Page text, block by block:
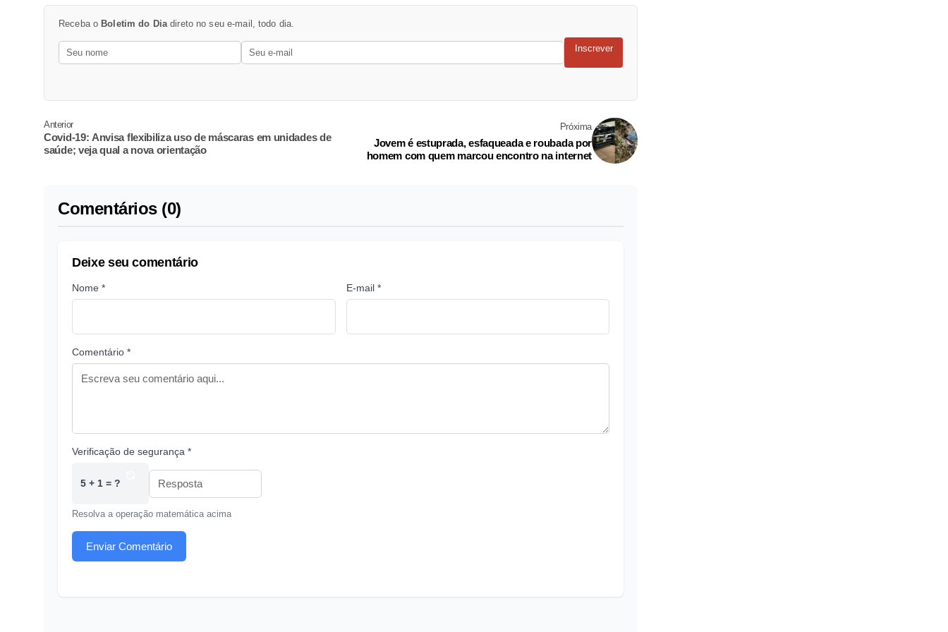
Receba o Boletim do Diadireto no seu e-mail, todo dia.
Inscrever
Anterior
Covid-19: Anvisa flexibiliza uso de máscaras em unidades de
saúde; veja qual a nova orientação
Próxima
Jovem é estuprada, esfaqueada e roubada por
homem com quem marcou encontro na internet
Comentários (0)
Deixe seu comentário
Nome * E-mail *
Comentário *
Verificação de segurança *
5 + 1 = ?
Resolva a operação matemática acima
Enviar Comentário